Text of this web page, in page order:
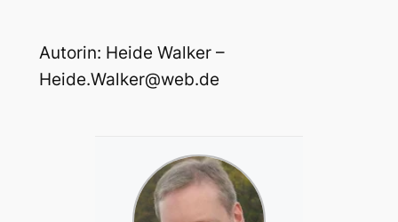
Autorin: Heide Walker –
Heide.Walker@web.de